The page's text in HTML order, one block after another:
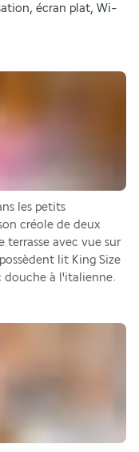
écran plat, Wi-
les petits
créole de deux
terrasse avec vue sur
lit King Size
douche à l'italienne.